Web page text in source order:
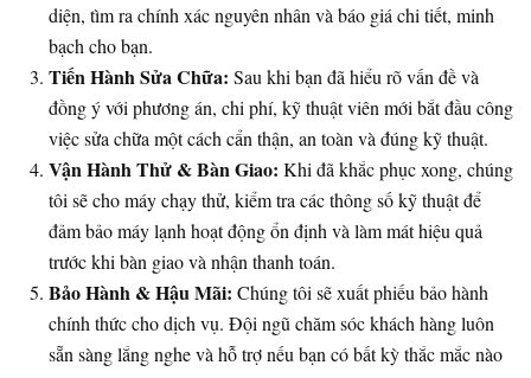
diện, tìm ra chính xác nguyên nhân và báo giá chi tiết, minh
bạch cho bạn.
Tiến Hành Sửa Chữa: Sau khi bạn đã hiểu rõ vấn đề và
đồng ý với phương án, chi phí, kỹ thuật viên mới bắt đầu công
việc sửa chữa một cách cẩn thận, an toàn và đúng kỹ thuật.
Vận Hành Thử & Bàn Giao: Khi đã khắc phục xong, chúng
tôi sẽ cho máy chạy thử, kiểm tra các thông số kỹ thuật để
đảm bảo máy lạnh hoạt động ổn định và làm mát hiệu quả
trước khi bàn giao và nhận thanh toán.
Bảo Hành & Hậu Mãi: Chúng tôi sẽ xuất phiếu bảo hành
chính thức cho dịch vụ. Đội ngũ chăm sóc khách hàng luôn
sẵn sàng lắng nghe và hỗ trợ nếu bạn có bất kỳ thắc mắc nào